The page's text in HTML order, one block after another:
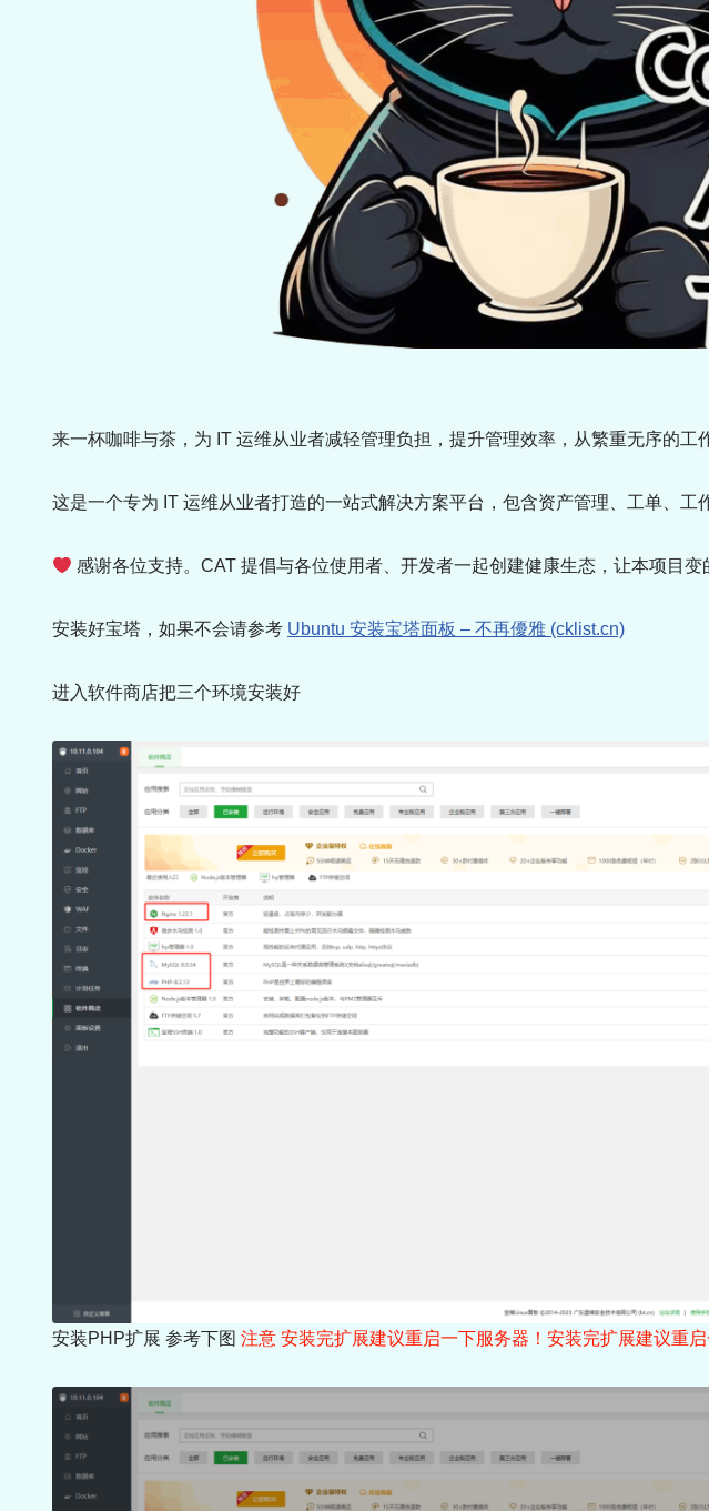
来一杯咖啡与茶，为 IT 运维从业者减轻管理负担，提升管理效率，从繁重无序的工
这是一个专为 IT 运维从业者打造的一站式解决方案平台，包含资产管理、工单、工
感谢各位支持。CAT 提倡与各位使用者、开发者一起创建健康生态，让本项目变
安装好宝塔，如果不会请参考 Ubuntu 安装宝塔面板 – 不再優雅 (cklist.cn)
进入软件商店把三个环境安装好
安装PHP扩展 参考下图 注意 安装完扩展建议重启一下服务器！安装完扩展建议重